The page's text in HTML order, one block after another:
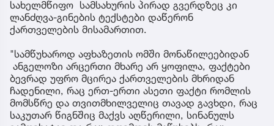
სახელმწიფო სამსახურის პირად გვერდზეც კი
ლანძღვა-გინების ტექსტები დაწერონ
ქართველების მისამართით.
"სამწუხაროდ აფხაზეთის ომში მონაწილეებიდან
ანგელოზი არცერთი მხარე არ ყოფილა, ფაქტები
ბევრად უფრო მცირეა ქართველების მხრიდან
ჩადენილი, რაც ერთ-ერთი ასეთი ფაქტი რომლის
მომსწრე და თვითმხილველიც თავად გავხდი, რაც
საკუთარ წიგნშიც მაქვს აღწერილი, სინანულს